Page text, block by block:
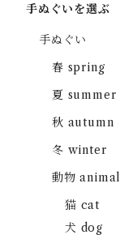
手ぬぐいを選ぶ
手ぬぐい
春 spring
夏 summer
秋 autumn
冬 winter
動物 animal
猫 cat
犬 dog